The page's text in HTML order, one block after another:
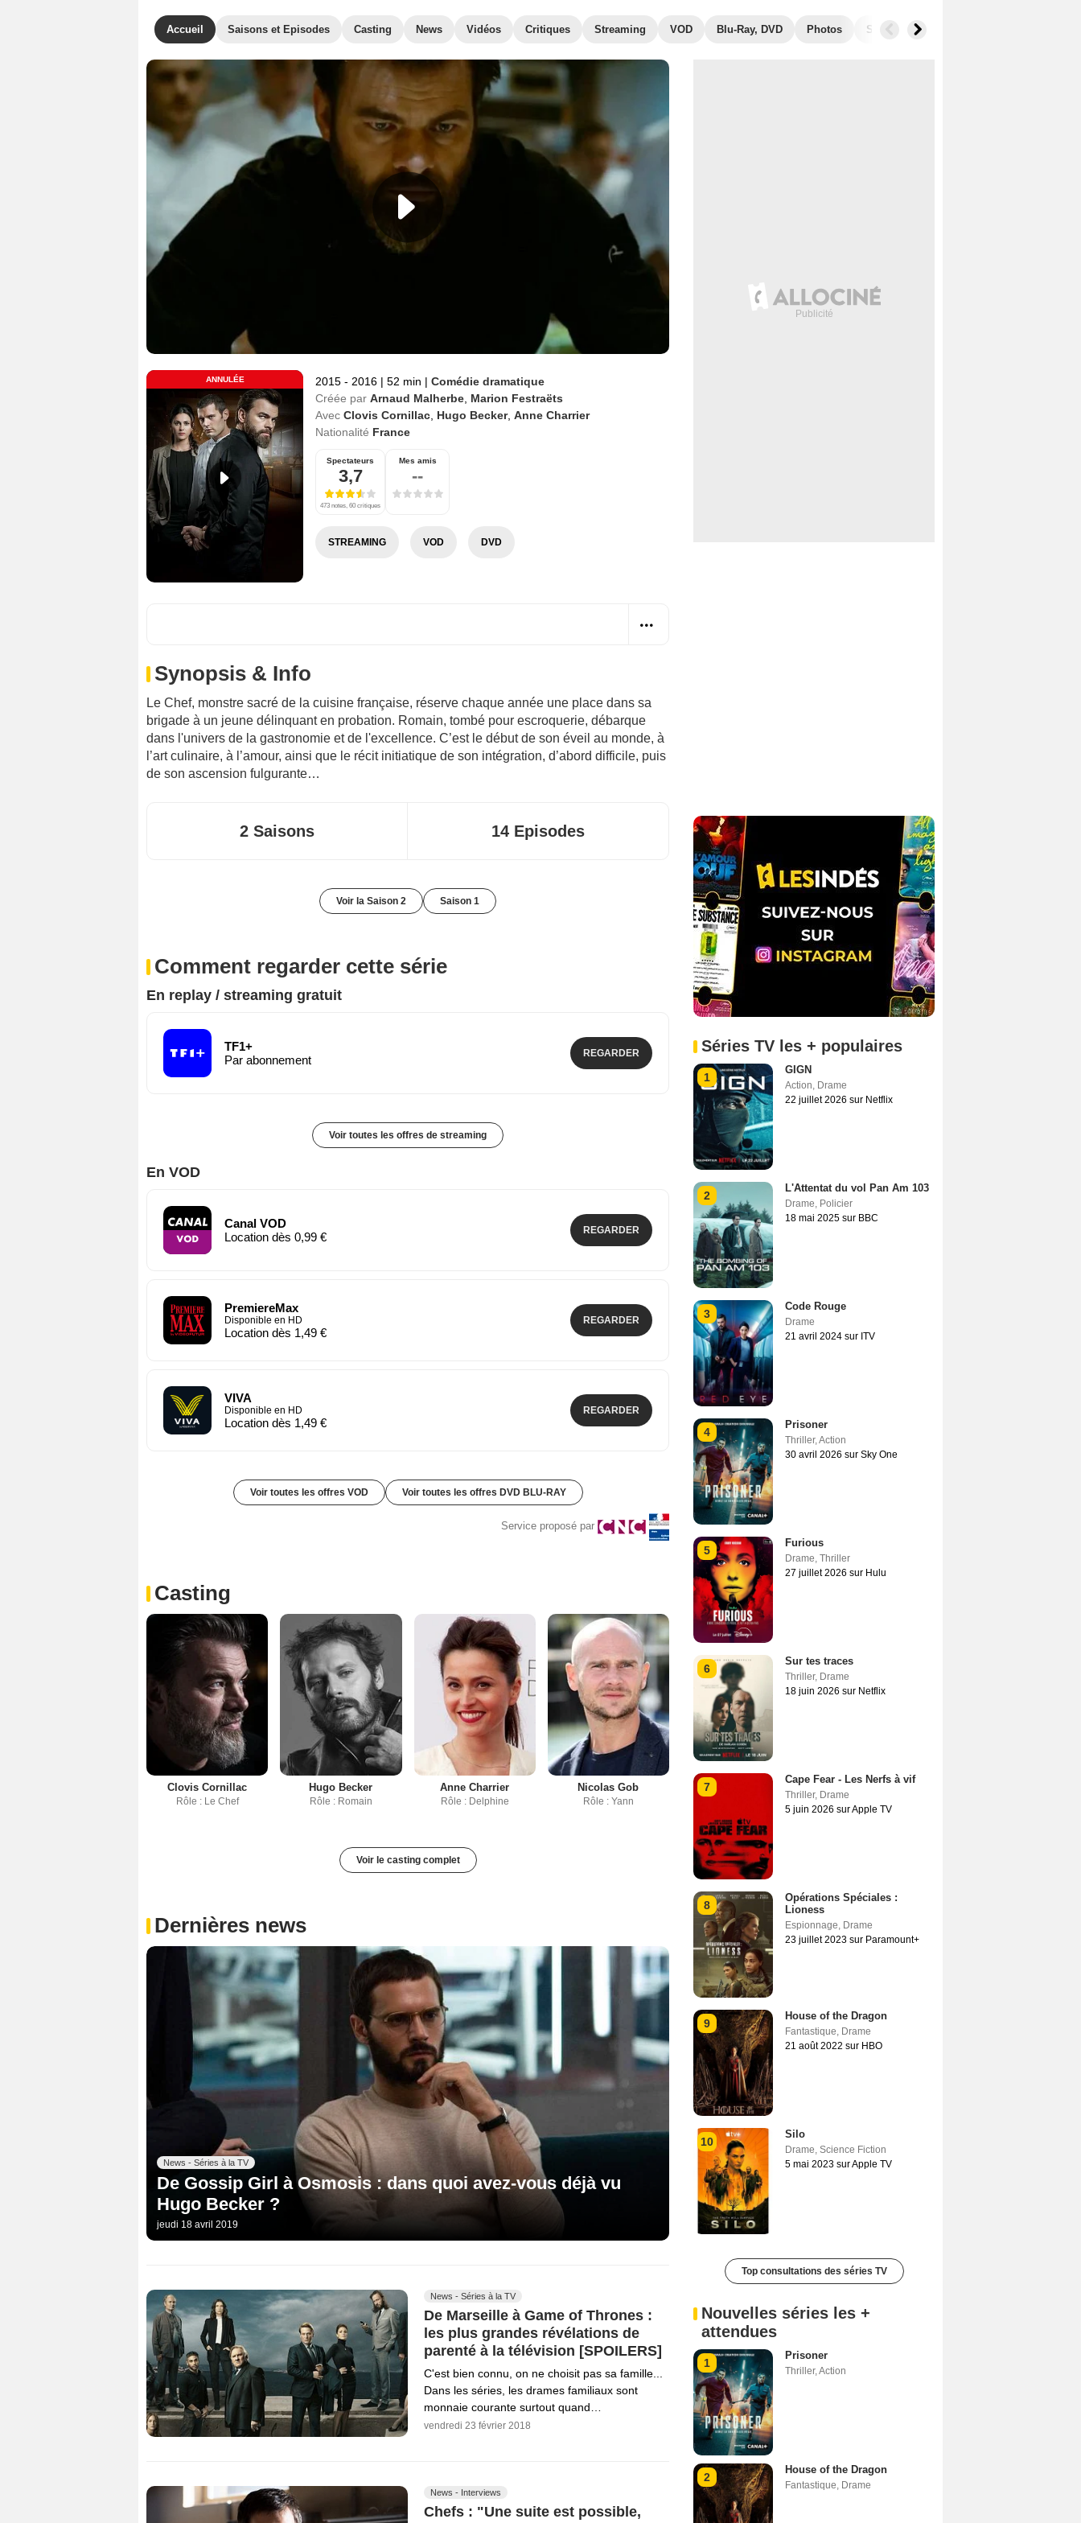
Accueil Saisons et Episodes Casting News Vidéos Critiques Streaming VOD Blu-Ray, DVD Photos Séries similaires
ANNULÉE 2015 - 2016 | 52 min | Comédie dramatique
Créée par Arnaud Malherbe Marion Festraëts
Avec Clovis Cornillac Hugo Becker, Anne Charrier
Nationalité France
Spectateurs
3,7
473 notes, 60 critiques
Mes amis
--
STREAMING VOD DVD
Synopsis & Info
Le Chef, monstre sacré de la cuisine française, réserve chaque année une place dans sa
brigade à un jeune délinquant en probation. Romain, tombé pour escroquerie, débarque
dans l'univers de la gastronomie et de l'excellence. C’est le début de son éveil au monde, à
l’art culinaire, à l’amour, ainsi que le récit initiatique de son intégration, d’abord difficile, puis
de son ascension fulgurante…
2 Saisons 14 Episodes
Voir la Saison 2 Saison 1
Comment regarder cette série
En replay / streaming gratuit
TF1+
Par abonnement
REGARDER
Voir toutes les offres de streaming
En VOD
Canal VOD
Location dès 0,99 €
REGARDER
PremiereMax
Disponible en HD
Location dès 1,49 €
REGARDER
VIVA
Disponible en HD
Location dès 1,49 €
REGARDER
Voir toutes les offres VOD Voir toutes les offres DVD BLU-RAY
Service proposé par
Casting
Clovis Cornillac
Rôle : Le Chef
Hugo Becker
Rôle : Romain
Anne Charrier
Rôle : Delphine
Nicolas Gob
Rôle : Yann
Voir le casting complet
Dernières news
News - Séries à la TV
De Gossip Girl à Osmosis : dans quoi avez-vous déjà vu
Hugo Becker ?
jeudi 18 avril 2019
News - Séries à la TV
De Marseille à Game of Thrones :
les plus grandes révélations de
parenté à la télévision [SPOILERS]
C'est bien connu, on ne choisit pas sa famille...
Dans les séries, les drames familiaux sont
monnaie courante surtout quand…
vendredi 23 février 2018
News - Interviews
Chefs : "Une suite est possible,
Séries TV les + populaires
1
GIGN
Action, Drame
22 juillet 2026 sur Netflix
2
L'Attentat du vol Pan Am 103
Drame, Policier
18 mai 2025 sur BBC
3
Code Rouge
Drame
21 avril 2024 sur ITV
4
Prisoner
Thriller,Action
30 avril 2026 sur Sky One
5
Furious
Drame, Thriller
27 juillet 2026 sur Hulu
6
Sur tes traces
Thriller, Drame
18 juin 2026 sur Netflix
7
Cape Fear - Les Nerfs à vif
Thriller, Drame
5 juin 2026 sur Apple TV
8
Opérations Spéciales :
Lioness
Espionnage, Drame
23 juillet 2023 sur Paramount+
9
House of the Dragon
Fantastique, Drame
21 août 2022 sur HBO
10
Silo
Drame, Science Fiction
5 mai 2023 sur Apple TV
Top consultations des séries TV
Nouvelles séries les +
attendues
1
Prisoner
Thriller,Action
2
House of the Dragon
Fantastique, Drame